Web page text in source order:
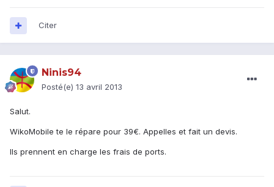
Citer
Ninis94
Posté(e) 13 avril 2013
Salut.
WikoMobile te le répare pour 39€. Appelles et fait un devis.
Ils prennent en charge les frais de ports.